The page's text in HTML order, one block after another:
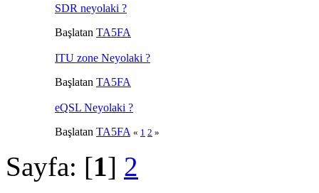
SDR neyolaki ?
Başlatan TA5FA
ITU zone Neyolaki ?
Başlatan TA5FA
eQSL Neyolaki ?
Başlatan TA5FA « 1 2 »
Sayfa: [1] 2